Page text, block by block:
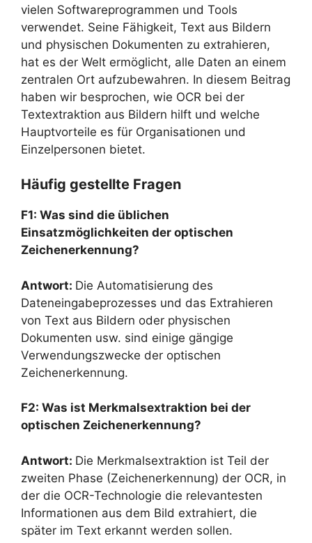
vielen Softwareprogrammen und Tools
verwendet. Seine Fähigkeit, Text aus Bildern
und physischen Dokumenten zu extrahieren,
hat es der Welt ermöglicht, alle Daten an einem
zentralen Ort aufzubewahren. In diesem Beitrag
haben wir besprochen, wie OCR bei der
Textextraktion aus Bildern hilft und welche
Hauptvorteile es für Organisationen und
Einzelpersonen bietet.
Häufig gestellte Fragen
F1: Was sind die üblichen
Einsatzmöglichkeiten der optischen
Zeichenerkennung?
Antwort: Die Automatisierung des
Dateneingabeprozesses und das Extrahieren
von Text aus Bildern oder physischen
Dokumenten usw. sind einige gängige
Verwendungszwecke der optischen
Zeichenerkennung.
F2: Was ist Merkmalsextraktion bei der
optischen Zeichenerkennung?
Antwort: Die Merkmalsextraktion ist Teil der
zweiten Phase (Zeichenerkennung) der OCR, in
der die OCR-Technologie die relevantesten
Informationen aus dem Bild extrahiert, die
später im Text erkannt werden sollen.